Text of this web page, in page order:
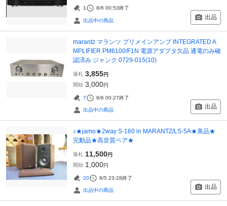
1 8/6 00:53終了
出品中の商品 出品
marantz マランツ プリメインアンプ INTEGRATED A
MPLIFIER PM6100/F1N 電源アダプタ欠品 通電のみ確
認済み ジャンク 0729-015(10)
落札 3,855円
開始 3,000円
7 8/6 00:27終了
出品中の商品 出品
♪★jamo★2way S-160 in MARANTZ/LS-5A★美品★
完動品★高音質ペア★
落札 11,500円
開始 1,000円
20 8/5 23:28終了
出品中の商品 出品